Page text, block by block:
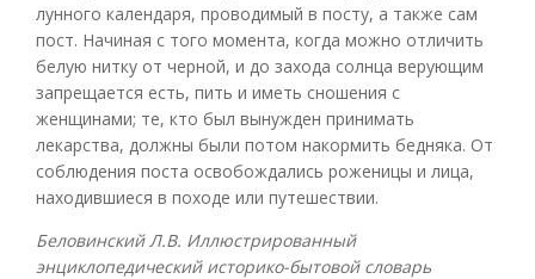
лунного календаря, проводимый в посту, а также сам
пост. Начиная с того момента, когда можно отличить
белую нитку от черной, и до захода солнца верующим
запрещается есть, пить и иметь сношения с
женщинами; те, кто был вынужден принимать
лекарства, должны были потом накормить бедняка. От
соблюдения поста освобождались роженицы и лица,
находившиеся в походе или путешествии.
Беловинский Л.В. Иллюстрированный
энциклопедический историко-бытовой словарь